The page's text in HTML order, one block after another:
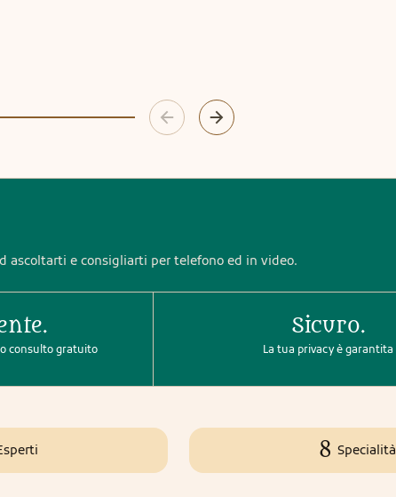
ascoltarti e consigliarti per telefono ed in video.
consulto gratuito
Sicuro.
La tua privacy è garantita
8 Specialità